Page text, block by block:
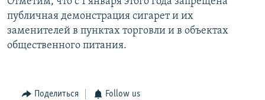
публичная демонстрация сигарет и их
заменителей в пунктах торговли и в объектах
общественного питания.
Поделиться Follow us